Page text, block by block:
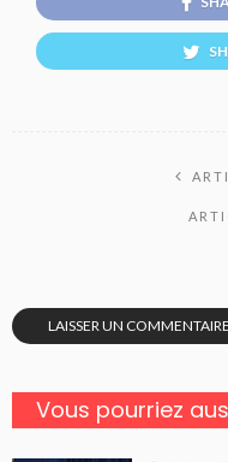
LAISSER UN COMMENTAIRE
Vous pourriez